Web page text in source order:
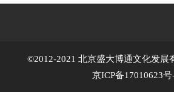
©2012-2021 北京盛大博通文化发展
京ICP备17010623号